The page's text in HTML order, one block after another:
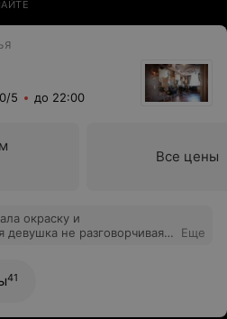
5 до 22:00
Все цены
окраску и
и чесалась очень голова
olaplex,эффект меня
с людей деньги
всё равно, буду обходить
Еще
41